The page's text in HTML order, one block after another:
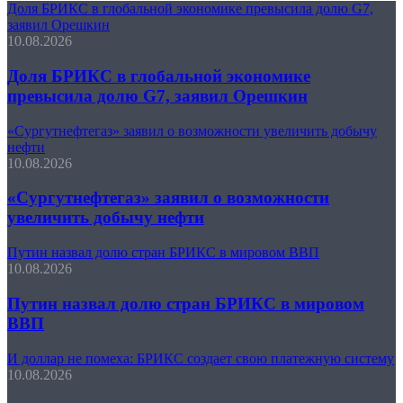
Доля БРИКС в глобальной экономике превысила долю G7,
заявил Орешкин
10.08.2026
Доля БРИКС в глобальной экономике
превысила долю G7, заявил Орешкин
«Сургутнефтегаз» заявил о возможности увеличить добычу
нефти
10.08.2026
«Сургутнефтегаз» заявил о возможности
увеличить добычу нефти
Путин назвал долю стран БРИКС в мировом ВВП
10.08.2026
Путин назвал долю стран БРИКС в мировом
ВВП
И доллар не помеха: БРИКС создает свою платежную систему
10.08.2026